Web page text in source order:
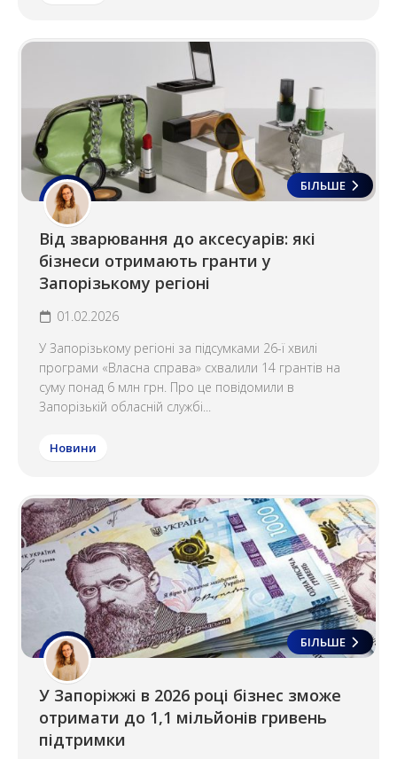
БІЛЬШЕ
Від зварювання до аксесуарів: які
бізнеси отримають гранти у
Запорізькому регіоні
01.02.2026
У Запорізькому регіоні за підсумками 26-ї хвилі
програми «Власна справа» схвалили 14 грантів на
суму понад 6 млн грн. Про це повідомили в
Запорізькій обласній службі...
Новини
БІЛЬШЕ
У Запоріжжі в 2026 році бізнес зможе
отримати до 1,1 мільйонів гривень
підтримки